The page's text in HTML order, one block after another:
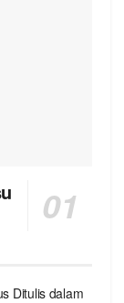
Ditulis dalam